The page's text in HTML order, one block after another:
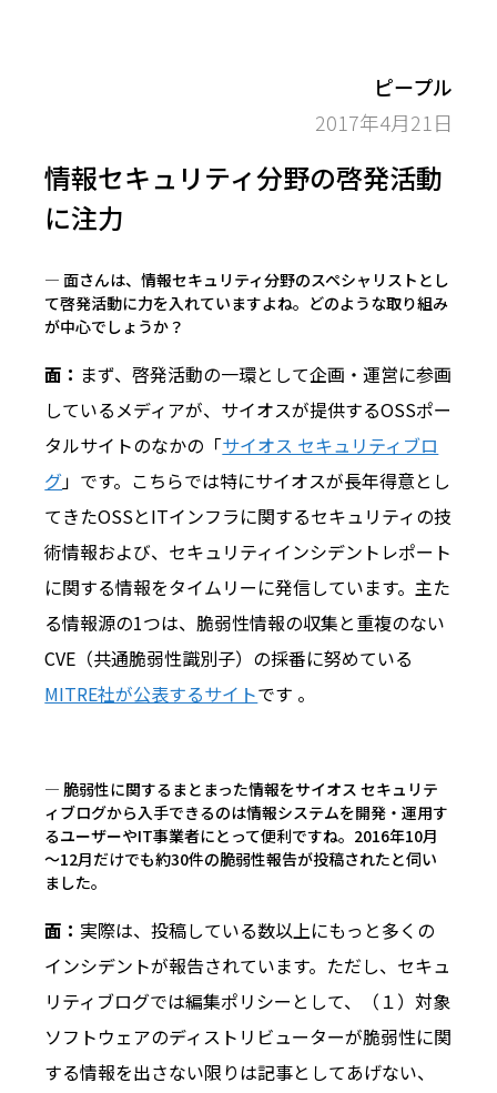
ピープル
2017年4月21日
情報セキュリティ分野の啓発活動
に注力
― 面さんは、情報セキュリティ分野のスペシャリストとし
て啓発活動に力を入れていますよね。どのような取り組み
が中心でしょうか？
面： まず、啓発活動の一環として企画・運営に参画
しているメディアが、サイオスが提供するOSSポー
タルサイトのなかの「サイオス セキュリティブロ
グ」です。こちらでは特にサイオスが長年得意とし
てきたOSSとITインフラに関するセキュリティの技
術情報および、セキュリティインシデントレポート
に関する情報をタイムリーに発信しています。主た
る情報源の1つは、脆弱性情報の収集と重複のない
CVE（共通脆弱性識別子）の採番に努めている
MITRE社が公表するサイトです 。
― 脆弱性に関するまとまった情報をサイオス セキュリテ
ィブログから入手できるのは情報システムを開発・運用す
るユーザーやIT事業者にとって便利ですね。2016年10月
～12月だけでも約30件の脆弱性報告が投稿されたと伺い
ました。
面： 実際は、投稿している数以上にもっと多くの
インシデントが報告されています。ただし、セキュ
リティブログでは編集ポリシーとして、（１）対象
ソフトウェアのディストリビューターが脆弱性に関
する情報を出さない限りは記事としてあげない、